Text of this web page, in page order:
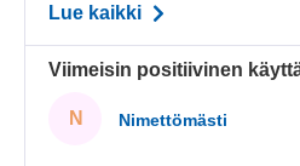
Lue kaikki
Viimeisin positiivinen
N Nimettömästi